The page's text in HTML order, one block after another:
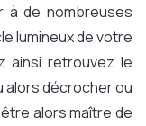
à de nombreuses
lumineux de votre
ainsi retrouvez le
alors décrocher ou
alors maître de